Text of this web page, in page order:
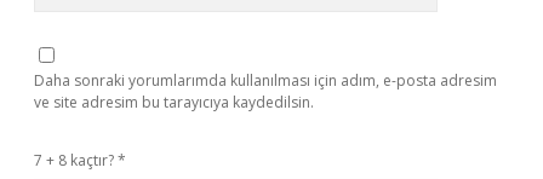
Daha sonraki yorumlarımda kullanılması için adım, e-posta adresim
ve site adresim bu tarayıcıya kaydedilsin.
7 + 8 kaçtır?*